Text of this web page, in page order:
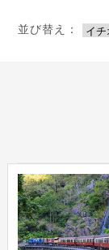
並び替え：